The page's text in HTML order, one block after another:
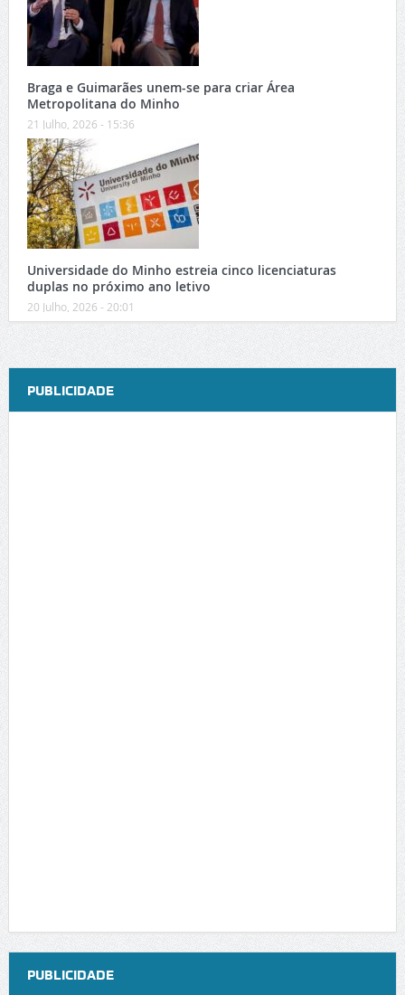
Braga e Guimarães unem-se para criar Área
Metropolitana do Minho
21 Julho, 2026 - 15:36
Universidade do Minho estreia cinco licenciaturas
duplas no próximo ano letivo
20 Julho, 2026 - 20:01
PUBLICIDADE
PUBLICIDADE